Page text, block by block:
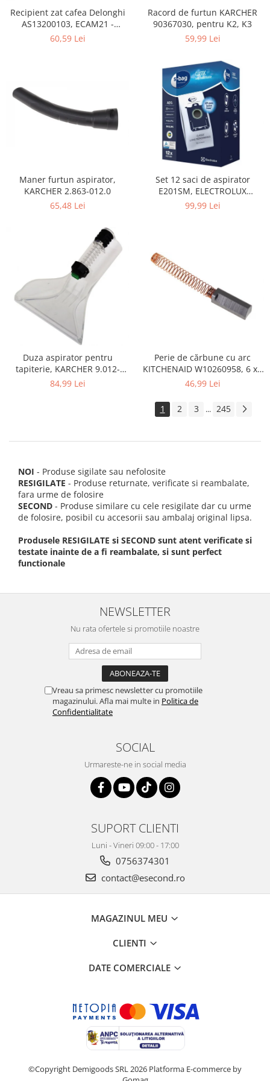
Playere, Boxe & Casti
Telescoape & Optica
Ambalaje cadouri
Cadouri
Curatenie si intretinere
Recipient zat cafea Delonghi
AS13200103, ECAM21 -
ECAM25
60,59 Lei
Racord de furtun KARCHER
90367030, pentru K2, K3
59,99 Lei
Maner furtun aspirator,
KARCHER 2.863-012.0
65,48 Lei
Set 12 saci de aspirator
E201SM, ELECTROLUX
9001684811, CLASSIC LONG
99,99 Lei
Duza aspirator pentru
tapiterie, KARCHER 9.012-
278.0, SE4001, SE4002, SE5100
84,99 Lei
Perie de cărbune cu arc
KITCHENAID W10260958, 6 x6
x 19 mm, pentru 5KSM15
46,99 Lei
1 2 3 ... 245
NOI - Produse sigilate sau nefolosite
RESIGILATE - Produse returnate, verificate si reambalate,
fara urme de folosire
SECOND - Produse similare cu cele resigilate dar cu urme
de folosire, posibil cu accesorii sau ambalaj original lipsa.
Produsele RESIGILATE si SECOND sunt atent verificate si
testate inainte de a fi reambalate, si sunt perfect
functionale
NEWSLETTER
Nu rata ofertele si promotiile noastre
Vreau sa primesc newsletter cu promotiile
magazinului. Afla mai multe in Politica de
Confidentialitate
SOCIAL
Urmareste-ne in social media
SUPORT CLIENTI
Luni - Vineri 09:00 - 17:00
0756374301
contact@esecond.ro
MAGAZINUL MEU
CLIENTI
DATE COMERCIALE
©Copyright Demigoods SRL 2026 Platforma E-commerce by